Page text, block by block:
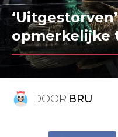
opmerkelijke
DOOR BRU